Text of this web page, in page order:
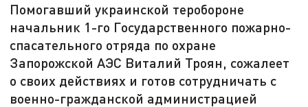
Помогавший украинской теробороне
начальник 1-го Государственного пожарно-
спасательного отряда по охране
Запорожской АЭС Виталий Троян, сожалеет
о своих действиях и готов сотрудничать с
военно-гражданской администрацией